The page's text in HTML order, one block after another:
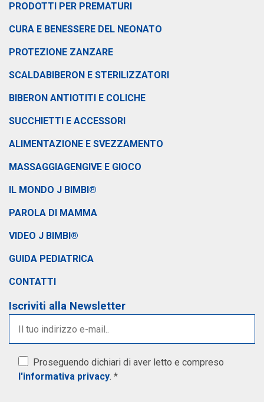
PRODOTTI PER PREMATURI
CURA E BENESSERE DEL NEONATO
PROTEZIONE ZANZARE
SCALDABIBERON E STERILIZZATORI
BIBERON ANTIOTITI E COLICHE
SUCCHIETTI E ACCESSORI
ALIMENTAZIONE E SVEZZAMENTO
MASSAGGIAGENGIVE E GIOCO
IL MONDO J BIMBI®
PAROLA DI MAMMA
VIDEO J BIMBI®
GUIDA PEDIATRICA
CONTATTI
Iscriviti alla Newsletter
Proseguendo dichiari di aver letto e compreso
l'informativa privacy. *